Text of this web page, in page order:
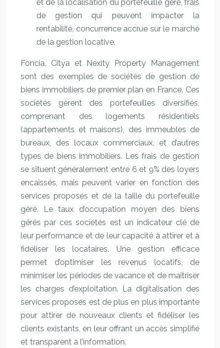
et de la localisation du portefeuille géré, frais
de gestion qui peuvent impacter la
rentabilité, concurrence accrue sur le marché
de la gestion locative.
Foncia, Citya et Nexity Property Management
sont des exemples de sociétés de gestion de
biens immobiliers de premier plan en France. Ces
sociétés gèrent des portefeuilles diversifiés,
comprenant des logements résidentiels
(appartements et maisons), des immeubles de
bureaux, des locaux commerciaux, et d’autres
types de biens immobiliers. Les frais de gestion
se situent généralement entre 6 et 9% des loyers
encaissés, mais peuvent varier en fonction des
services proposés et de la taille du portefeuille
géré. Le taux d’occupation moyen des biens
gérés par ces sociétés est un indicateur clé de
leur performance et de leur capacité à attirer et à
fidéliser les locataires. Une gestion efficace
permet d’optimiser les revenus locatifs, de
minimiser les périodes de vacance et de maîtriser
les charges d’exploitation. La digitalisation des
services proposés est de plus en plus importante
pour attirer de nouveaux clients et fidéliser les
clients existants, en leur offrant un accès simplifié
et transparent à l’information.